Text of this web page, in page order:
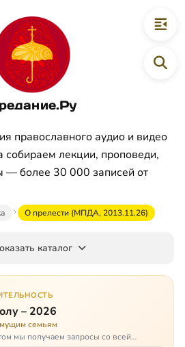
православного аудио и видео
собираем лекции, проповеди,
— более 30 000 записей от
О прелести (МПДА, 2013.11.26)
каталог
– 2026
семьям
мы получаем запросы со всей